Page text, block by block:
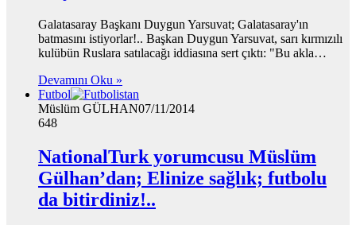
Galatasaray Başkanı Duygun Yarsuvat; Galatasaray'ın
batmasını istiyorlar!.. Başkan Duygun Yarsuvat, sarı kırmızılı
kulübün Ruslara satılacağı iddiasına sert çıktı: "Bu akla…
Devamını Oku »
Futbol
Müslüm GÜLHAN07/11/2014
648
NationalTurk yorumcusu Müslüm
Gülhan’dan; Elinize sağlık; futbolu
da bitirdiniz!..